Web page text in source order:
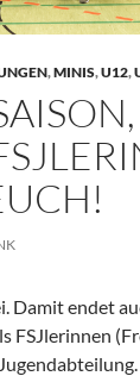
,MINIS,U12,
Damit endet
FSJlerinnen